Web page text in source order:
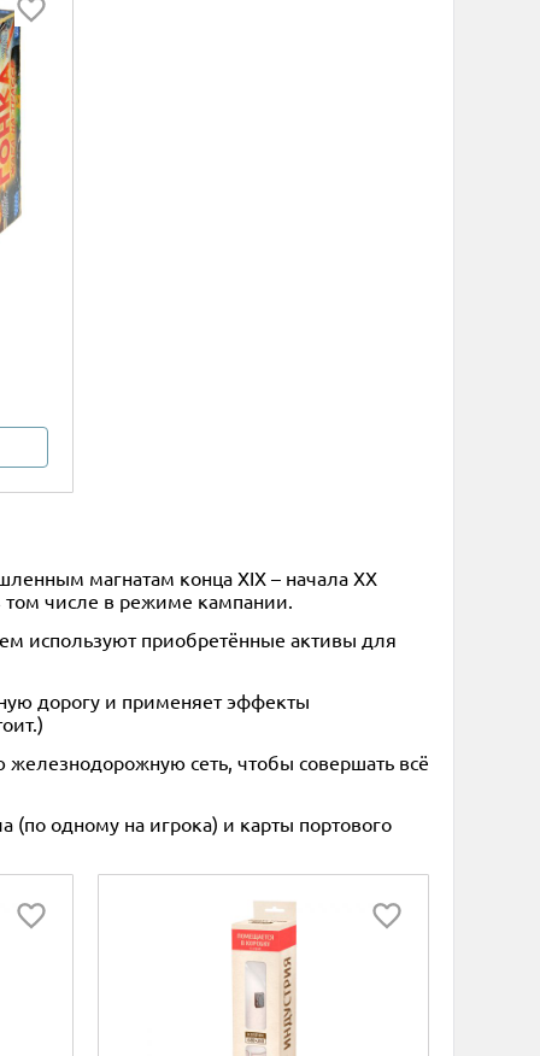
магнатам конца XIX – начала XX
том числе в режиме кампании.
используют приобретённые активы для
дорогу и применяет эффекты
сеть, чтобы совершать всё
(по одному на игрока) и карты портового